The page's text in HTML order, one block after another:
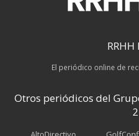
El periódico online de
Otros periódicos del